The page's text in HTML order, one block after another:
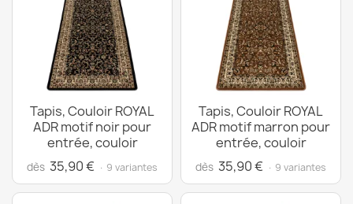
Tapis, Couloir ROYAL
ADR motif noir pour
entrée, couloir
dès 35,90 € · 9 variantes
Tapis, Couloir ROYAL
ADR motif marron pour
entrée, couloir
dès 35,90 € · 9 variantes